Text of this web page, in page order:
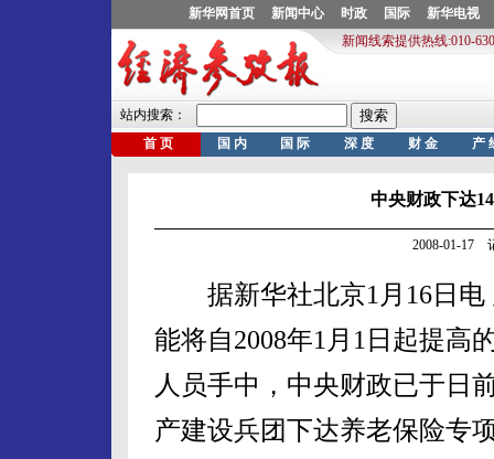
中央财政下达
2008-01-17
据新华社北京1月16日电
能将自2008年1月1日起提高
人员手中，中央财政已于日
产建设兵团下达养老保险专